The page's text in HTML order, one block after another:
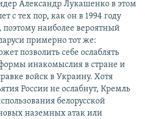
Александр Лукашенко в этом
с тех пор, как он в 1994 году
наиболее вероятный
примерно тот же:
позволить себе ослаблять
инакомыслия в стране и
войск в Украину. Хотя
России не ослабнут, Кремль
белорусской
наземных атак или